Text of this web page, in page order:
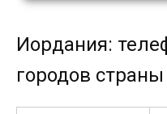
Иордания:
городов страны